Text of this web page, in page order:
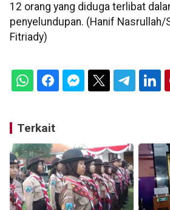
12 orang yang diduga terlibat
penyelundupan. (Hanif
Fitriady)
Terkait